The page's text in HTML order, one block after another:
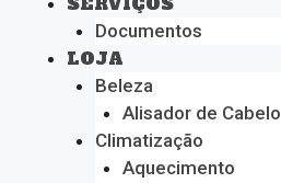
Documentos
LOJA
Beleza
Alisador de Cabelo
Climatização
Aquecimento